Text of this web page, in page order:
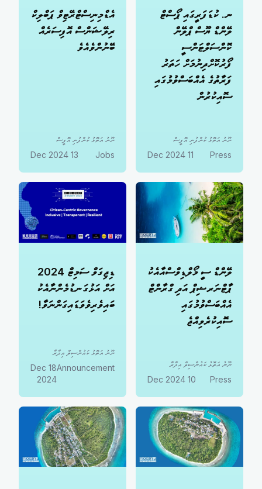
ނ. ކުޑަފަރީގައި ޕޯސްޓް
ލޭންޑް ޔޫސް ޕްލޭން
ކޮންސަލްޓަންސީ
ފޯރުކޮށްދިނުމަށް ހަތަރު
ފަރާތުގެ އެއްބަސްވުމުގައި
ސޮއިކުރުން
ނޫނު އަތޮޅު ކުންފުނި އޮފީސް
Press
11 Dec 2024
އެޑްމިނިސްޓްރޭޓިވް ޕަބްލިކް
ރިލޭޝަންސް އޮފިސަރެއް
ބޭނުންވެއެވެ
ނޫނު އަތޮޅު ކުންފުނި އޮފީސް
Jobs
13 Dec 2024
ލޭންޑް ސީ މޯލްޑިވްސްއާއެކު
ޕާޓްނަރޝިޕް އަދި ގްރާންޓް
އެއްބަސްވުމުގައި
ސޮއިކުރެވިއްޖެ
ނޫނު އަތޮޅު ކައުންސިލް އިދާރާ
Press
10 Dec 2024
ޑިޖިގަވް ސަމިޓް 2024
އަށް އަޅުގަނޑުމެންނާއެކު
ބައިވެރިވެވަޑައިގަންނަވާ!
ނޫނު އަތޮޅު ކައުންސިލް އިދާރާ
Announcement
18 Dec
2024